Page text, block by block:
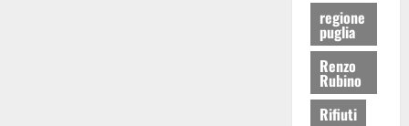
regione
puglia
Renzo
Rubino
Rifiuti